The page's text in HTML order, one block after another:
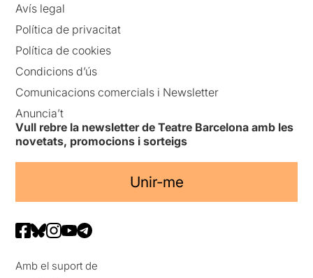
Avís legal
Política de privacitat
Política de cookies
Condicions d’ús
Comunicacions comercials i Newsletter
Anuncia’t
Vull rebre la newsletter de Teatre Barcelona amb les
novetats, promocions i sorteigs
Unir-me
Amb el suport de